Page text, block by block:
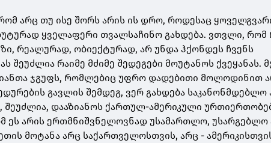
არც თუ ისე შორს არის ის დრო, როდესაც
ყველაფერი თვალსაჩინო გახდება. ვთვლი, რომ
რეალურად, ობიექტურად, არ უნდა ჰქონდეს ჩვენს
შეუძლია რაიმე მძიმე შედეგები მოუტანოს ქვეყანას.
ჯგუფს, რომლებიც უფრო დადებითი მოლოდინით
გავლის შემდეგ, ვერ გახდება საკანონმდებლო
დააზიანოს ქართულ-ამერიკული
ეს არის ერთმნიშვნელოვნად უსამართლო, უსარგებლო
მოტანა არც საქართველოსთვის, არც -